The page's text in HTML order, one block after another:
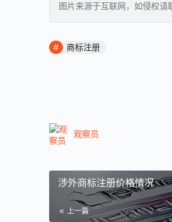
图片来源于互联网，如侵权请
商标注册
观察员
涉外商标注册价格情况
上一篇